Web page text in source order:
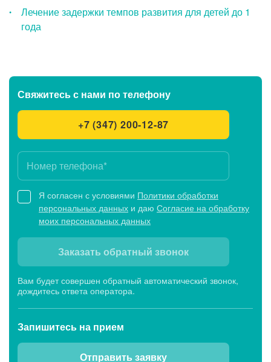
Лечение задержки темпов развития для детей до 1
года
Свяжитесь с нами по телефону
+7 (347) 200-12-87
Я согласен с условиями Политики обработки
персональных данных и даю Согласие на обработку
моих персональных данных
Заказать обратный звонок
Вам будет совершен обратный автоматический звонок,
дождитесь ответа оператора.
Запишитесь на прием
Отправить заявку